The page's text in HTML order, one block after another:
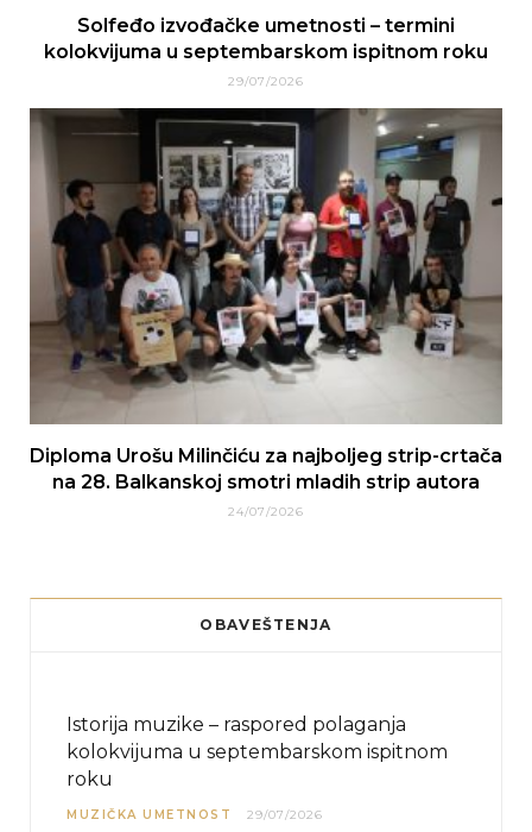
Solfeđo izvođačke umetnosti – termini
kolokvijuma u septembarskom ispitnom roku
29/07/2026
Diploma Urošu Milinčiću za najboljeg strip-crtača
na 28. Balkanskoj smotri mladih strip autora
24/07/2026
OBAVEŠTENJA
Istorija muzike – raspored polaganja
kolokvijuma u septembarskom ispitnom
roku
MUZIČKA UMETNOST 29/07/2026